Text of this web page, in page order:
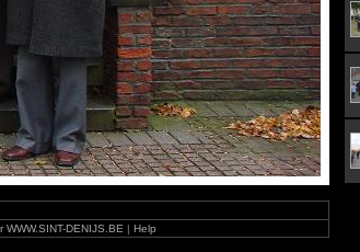
WWW.SINT-DENIJS.BE | Help